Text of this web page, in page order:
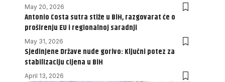
May 20, 2026
Antonio Costa sutra stiže u BiH, razgovarat će o
proširenju EU i regionalnoj saradnji
May 31, 2026
Sjedinjene Države nude gorivo: Ključni potez za
stabilizaciju cijena u BiH
April 13, 2026